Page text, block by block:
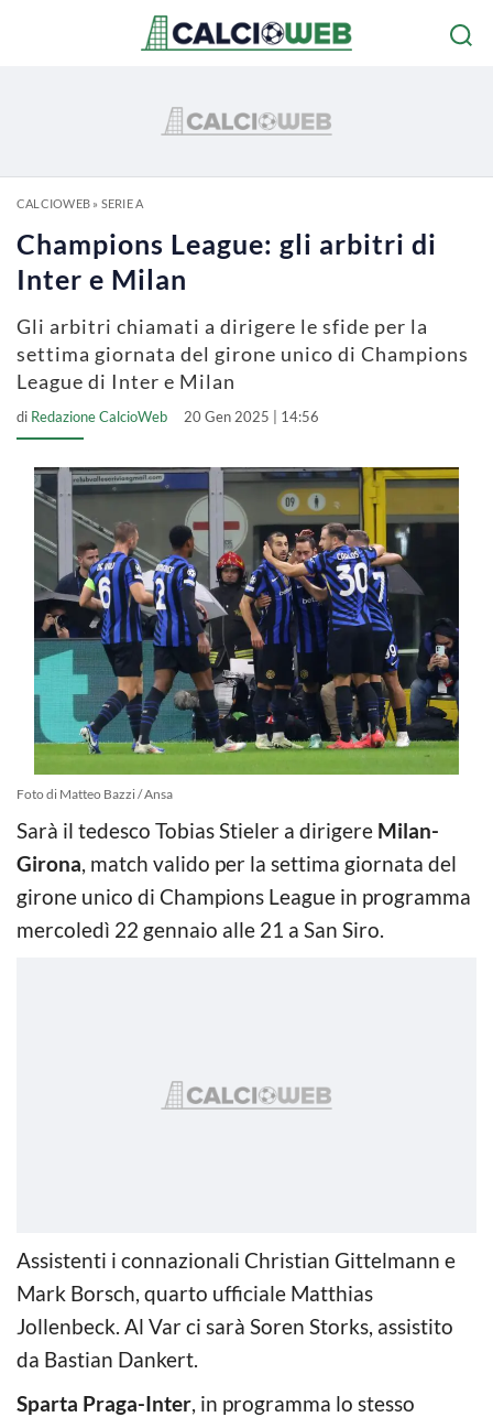
CALCIOWEB» SERIE A
Champions League: gli arbitri di
Inter e Milan
Gli arbitri chiamati a dirigere le sfide per la
settima giornata del girone unico di Champions
League di Inter e Milan
di Redazione CalcioWeb 20 Gen 2025 | 14:56
Foto di Matteo Bazzi / Ansa
Sarà il tedesco Tobias Stieler a dirigere Milan-
Girona, match valido per la settima giornata del
girone unico di Champions League in programma
mercoledì 22 gennaio alle 21 a San Siro.
Assistenti i connazionali Christian Gittelmann e
Mark Borsch, quarto ufficiale Matthias
Jollenbeck. Al Var ci sarà Soren Storks, assistito
da Bastian Dankert.
Sparta Praga-Inter, in programma lo stesso